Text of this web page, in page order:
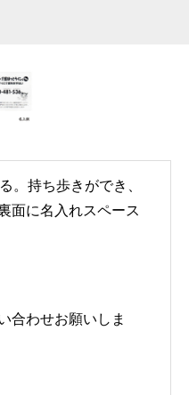
持ち歩きができ、
面に名入れスペース
合わせお願いしま